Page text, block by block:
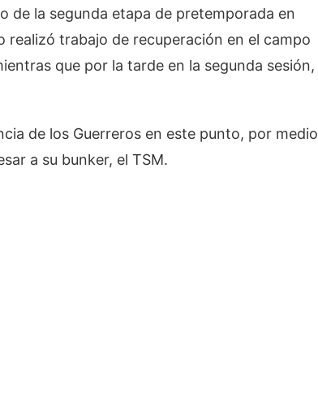
de la segunda etapa de pretemporada en
realizó trabajo de recuperación en el campo
que por la tarde en la segunda sesión,
de los Guerreros en este punto, por medio
a su bunker, el TSM.